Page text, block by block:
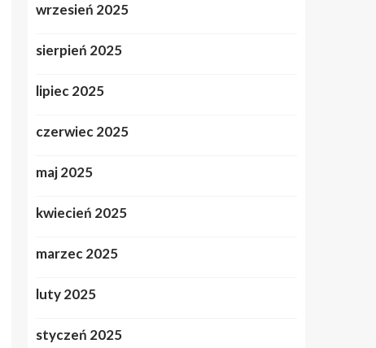
wrzesień 2025
sierpień 2025
lipiec 2025
czerwiec 2025
maj 2025
kwiecień 2025
marzec 2025
luty 2025
styczeń 2025